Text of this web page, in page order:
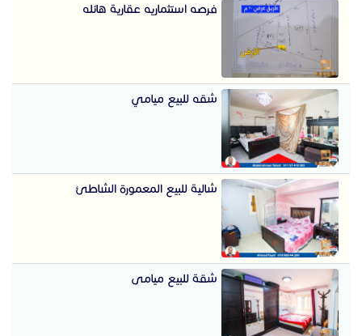
فرصه استثماريه عقارية هائله
شقه للبيع ميامي
شالية للبيع المعمورة الشاطئ
شقة للبيع ميامى